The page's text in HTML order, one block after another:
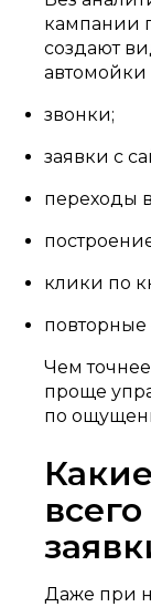
кампании
создают
автомойки
звонки;
заявки с
переходы
клики по
Чем
проще
по
Даже при